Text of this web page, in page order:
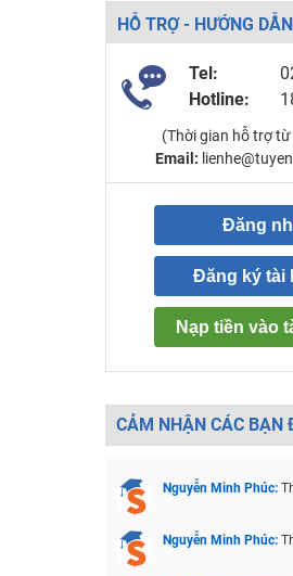
HỖ TRỢ - HƯỚNG DẪN
Tel:
Hotline:
(Thời gian hỗ trợ từ
Email:
Đăng
Đăng ký tài
Nạp tiền vào
CẢM NHẬN CÁC BẠN
Nguyễn Minh Phúc:
Nguyễn Minh Phúc: